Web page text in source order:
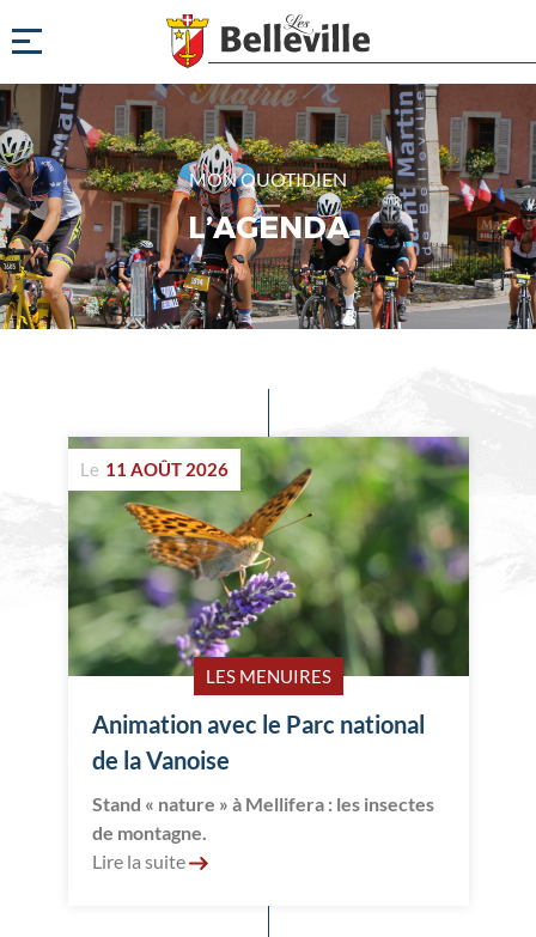
MON QUOTIDIEN
L’AGENDA
venir
LES MENUIRES
Le 11 AOÛT 2026
Animation avec le Parc national
de la Vanoise
Stand « nature » à Mellifera : les insectes
de montagne.
Lire la suite